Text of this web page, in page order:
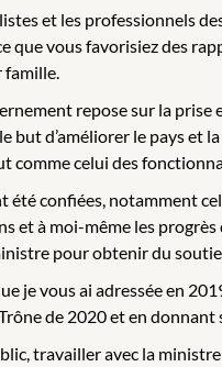
et les professionnels
que vous favorisiez des
repose sur la
d’améliorer le pays et
celui des
confiées, notamment
et à moi-même les
pour obtenir du
je vous ai adressée en
de 2020 et en
travailler avec la